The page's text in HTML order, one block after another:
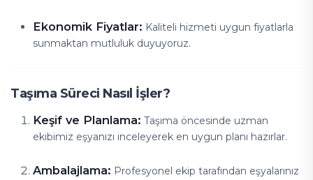
Ekonomik Fiyatlar: Kaliteli hizmeti uygun fiyatlarla
sunmaktan mutluluk duyuyoruz.
Taşıma Süreci Nasıl İşler?
Keşif ve Planlama: Taşıma öncesinde uzman
ekibimiz eşyanızı inceleyerek en uygun planı hazırlar.
Ambalajlama: Profesyonel ekip tarafından eşyalarınız